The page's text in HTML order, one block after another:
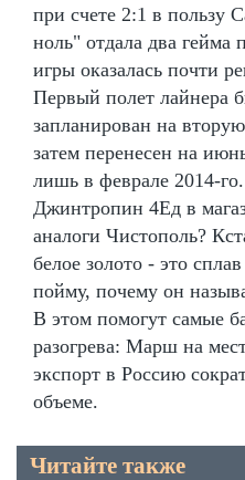
при счете 2:1 в пользу
ноль" отдала два гейма
игры оказалась почти
Первый полет лайнера
запланирован на
затем перенесен на
лишь в феврале 2014-го.
Джинтропин 4Ед в
аналоги Чистополь?
белое золото - это
пойму, почему он
В этом помогут самые
разогрева: Марш на
экспорт в Россию
объеме.
Читайте также